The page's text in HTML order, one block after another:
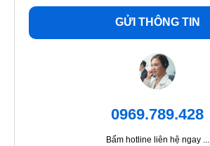
GỬI THÔNG TIN
0969.789.428
Bấm hotline liên hệ ngay ...